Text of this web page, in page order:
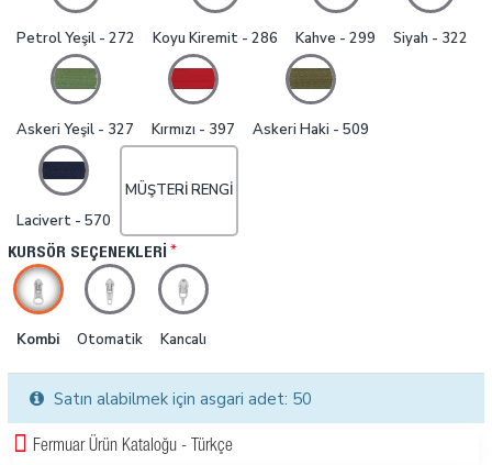
Petrol Yeşil - 272 Koyu Kiremit - 286 Kahve - 299 Siyah - 322
Askeri Yeşil - 327 Kırmızı - 397 Askeri Haki - 509
Lacivert - 570
MÜŞTERI RENGI
KURSÖR SEÇENEKLERI
Kombi Otomatik Kancalı
Satın alabilmek için asgari adet: 50
Fermuar Ürün Kataloğu - Türkçe